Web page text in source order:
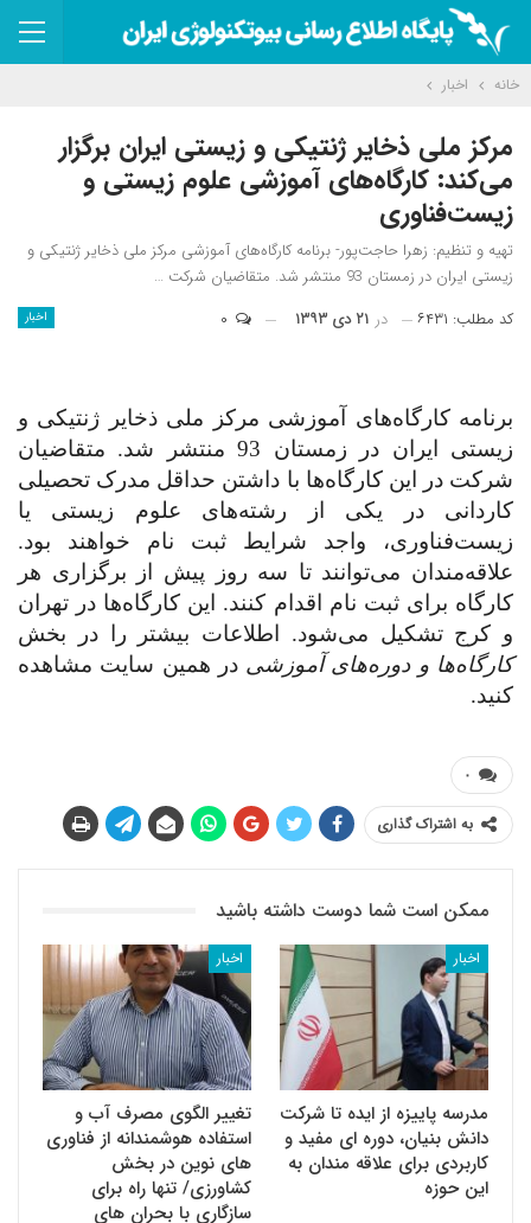
خانه اخبار
مرکز ملی ذخایر ژنتیکی و زیستی ایران برگزار
می‌کند: کارگاه‌های آموزشی علوم زیستی و
زیست‌فناوری
تهیه و تنظیم: زهرا حاجت‌پور- برنامه کارگاه‌های آموزشی مرکز ملی ذخایر ژنتیکی و
زیستی ایران در زمستان 93 منتشر شد. متقاضیان شرکت …
اخبار کد مطلب: ۶۴۳۱ در ۲۱ دی ۱۳۹۳
برنامه کارگاه‌های آموزشی مرکز ملی ذخایر ژنتیکی و
زیستی ایران در زمستان 93 منتشر شد. متقاضیان
شرکت در این کارگاه‌ها با داشتن حداقل مدرک تحصیلی
کاردانی در یکی از رشته‌های علوم زیستی یا
زیست‌فناوری، واجد شرایط ثبت نام خواهند بود.
علاقه‌مندان می‌توانند تا سه روز پیش از برگزاری هر
کارگاه برای ثبت نام اقدام کنند. این کارگاه‌ها در تهران
و کرج تشکیل می‌شود. اطلاعات بیشتر را در بخش
کارگاه‌ها و دوره‌های آموزشی در همین سایت مشاهده
کنید.
۰
به اشتراک گذاری
ممکن است شما دوست داشته باشید
اخبار
مدرسه پاییزه از ایده تا شرکت
دانش بنیان، دوره ای مفید و
کاربردی برای علاقه مندان به
این حوزه
اخبار
تغییر الگوی مصرف آب و
استفاده هوشمندانه از فناوری
های نوین در بخش
کشاورزی/ تنها راه برای
سازگاری با بحران های